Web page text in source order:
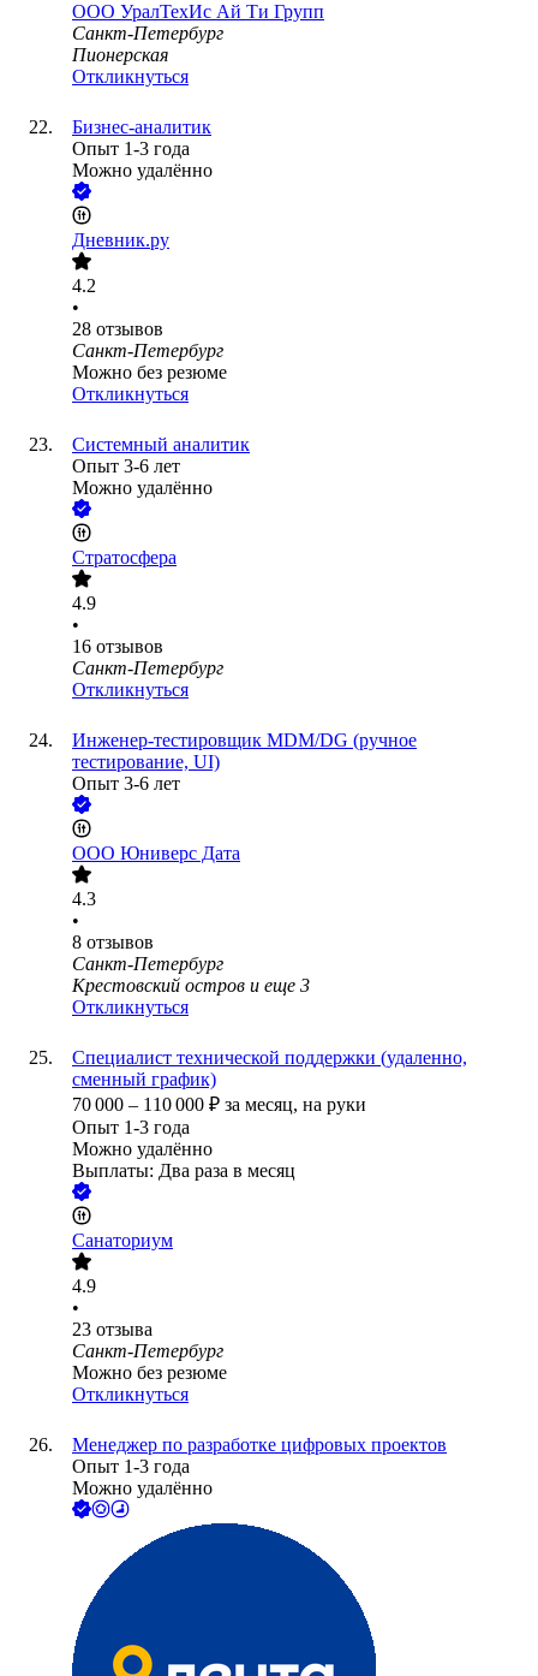
ООО УралТехИс Ай Ти Групп
Санкт-Петербург
Пионерская
Откликнуться
Бизнес-аналитик
Опыт 1-3 года
Можно удалённо
Дневник.ру
4.2
•
28 отзывов
Санкт-Петербург
Можно без резюме
Откликнуться
Системный аналитик
Опыт 3-6 лет
Можно удалённо
Стратосфера
4.9
•
16 отзывов
Санкт-Петербург
Откликнуться
Инженер-тестировщик MDM/DG (ручное
тестирование, UI)
Опыт 3-6 лет
ООО Юниверс Дата
4.3
•
8 отзывов
Санкт-Петербург
Крестовский остров и еще 3
Откликнуться
Специалист технической поддержки (удаленно,
сменный график)
70 000 – 110 000 ₽ за месяц, на руки
Опыт 1-3 года
Можно удалённо
Выплаты: Два раза в месяц
Санаториум
4.9
•
23 отзыва
Санкт-Петербург
Можно без резюме
Откликнуться
Менеджер по разработке цифровых проектов
Опыт 1-3 года
Можно удалённо